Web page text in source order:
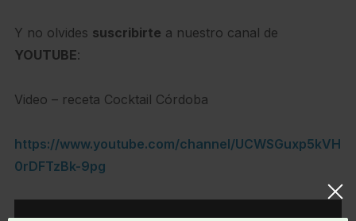
Y no olvides suscribirte a nuestro canal de
YOUTUBE:
Video – receta Cocktail Córdoba
https://www.youtube.com/channel/UCWSGuxp5kVH
0rDFTzBk-9pg